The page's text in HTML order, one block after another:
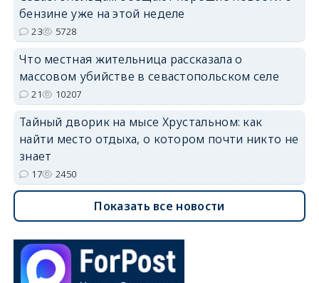
бензине уже на этой неделе
23 5728
Что местная жительница рассказала о
массовом убийстве в севастопольском селе
21 10207
Тайный дворик на мысе Хрустальном: как
найти место отдыха, о котором почти никто не
знает
17 2450
Показать все новости